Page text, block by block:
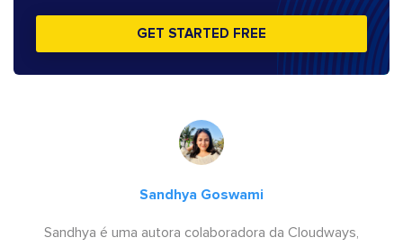
GET STARTED FREE
Sandhya Goswami
Sandhya é uma autora colaboradora da Cloudways,